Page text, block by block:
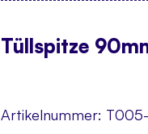
Tüllspitze
Artikelnummer: